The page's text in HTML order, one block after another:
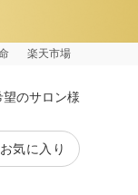
楽天市場
望のサロン様
お気に入り